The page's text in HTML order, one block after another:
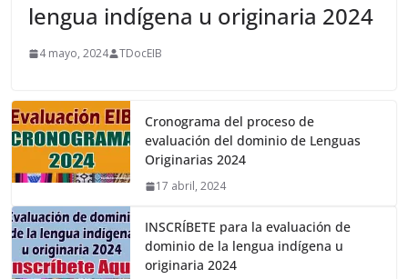
lengua indígena u originaria 2024
4 mayo, 2024 TDocEIB
Cronograma del proceso de
evaluación del dominio de Lenguas
Originarias 2024
17 abril, 2024
INSCRÍBETE para la evaluación de
dominio de la lengua indígena u
originaria 2024